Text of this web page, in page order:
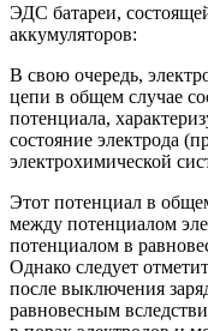
ЭДС батареи,
аккумуляторов:
В свою очередь,
цепи в общем случае
потенциала,
состояние электрода
электрохимической
Этот потенциал в
между потенциалом
потенциалом в
Однако следует
после выключения
равновесным